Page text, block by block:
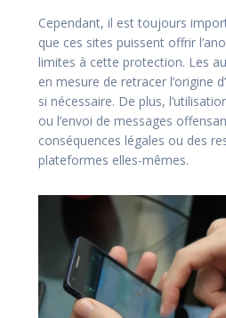
Cependant, il est toujours
que ces sites puissent offrir
limites à cette protection. Les
en mesure de retracer l’origine
si nécessaire. De plus,
ou l’envoi de messages
conséquences légales ou des
plateformes elles-mêmes.